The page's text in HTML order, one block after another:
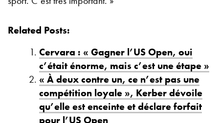
Related Posts:
Cervara : « Gagner l’US Open, oui
c’était énorme, mais c’est une étape »
« À deux contre un, ce n’est pas une
compétition loyale », Kerber dévoile
qu’elle est enceinte et déclare forfait
pour l’US Open